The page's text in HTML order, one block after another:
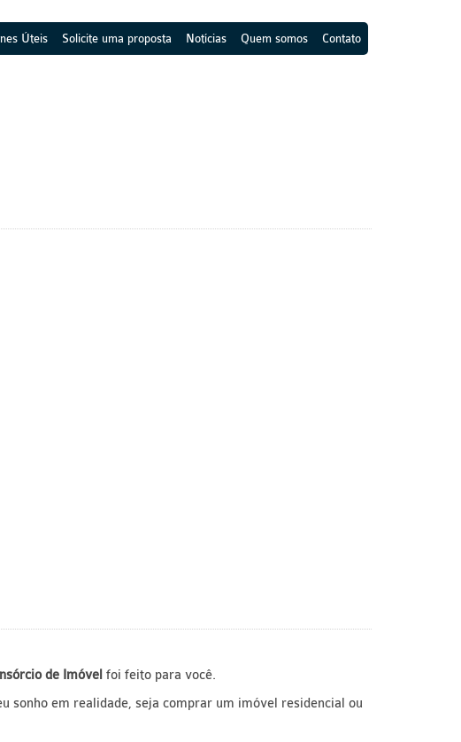
Úteis Solicite uma proposta Notícias Quem somos Contato
de Imóvel foi feito para você.
sonho em realidade, seja comprar um imóvel residencial ou